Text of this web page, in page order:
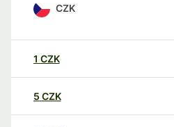
CZK
1 CZK
5 CZK